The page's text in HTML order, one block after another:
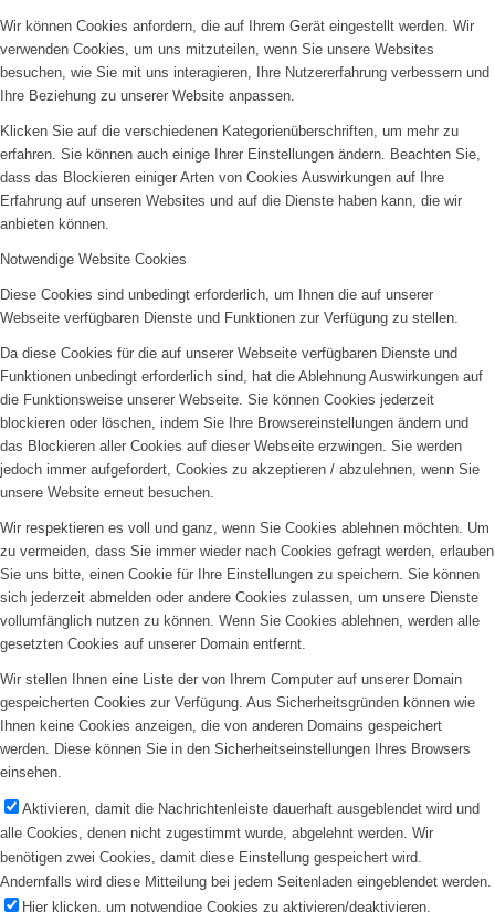
Wir können Cookies anfordern, die auf Ihrem Gerät eingestellt werden. Wir
verwenden Cookies, um uns mitzuteilen, wenn Sie unsere Websites
besuchen, wie Sie mit uns interagieren, Ihre Nutzererfahrung verbessern und
Ihre Beziehung zu unserer Website anpassen.
Klicken Sie auf die verschiedenen Kategorienüberschriften, um mehr zu
erfahren. Sie können auch einige Ihrer Einstellungen ändern. Beachten Sie,
dass das Blockieren einiger Arten von Cookies Auswirkungen auf Ihre
Erfahrung auf unseren Websites und auf die Dienste haben kann, die wir
anbieten können.
Notwendige Website Cookies
Diese Cookies sind unbedingt erforderlich, um Ihnen die auf unserer
Webseite verfügbaren Dienste und Funktionen zur Verfügung zu stellen.
Da diese Cookies für die auf unserer Webseite verfügbaren Dienste und
Funktionen unbedingt erforderlich sind, hat die Ablehnung Auswirkungen auf
die Funktionsweise unserer Webseite. Sie können Cookies jederzeit
blockieren oder löschen, indem Sie Ihre Browsereinstellungen ändern und
das Blockieren aller Cookies auf dieser Webseite erzwingen. Sie werden
jedoch immer aufgefordert, Cookies zu akzeptieren / abzulehnen, wenn Sie
unsere Website erneut besuchen.
Wir respektieren es voll und ganz, wenn Sie Cookies ablehnen möchten. Um
zu vermeiden, dass Sie immer wieder nach Cookies gefragt werden, erlauben
Sie uns bitte, einen Cookie für Ihre Einstellungen zu speichern. Sie können
sich jederzeit abmelden oder andere Cookies zulassen, um unsere Dienste
vollumfänglich nutzen zu können. Wenn Sie Cookies ablehnen, werden alle
gesetzten Cookies auf unserer Domain entfernt.
Wir stellen Ihnen eine Liste der von Ihrem Computer auf unserer Domain
gespeicherten Cookies zur Verfügung. Aus Sicherheitsgründen können wie
Ihnen keine Cookies anzeigen, die von anderen Domains gespeichert
werden. Diese können Sie in den Sicherheitseinstellungen Ihres Browsers
einsehen.
Aktivieren, damit die Nachrichtenleiste dauerhaft ausgeblendet wird und
alle Cookies, denen nicht zugestimmt wurde, abgelehnt werden. Wir
benötigen zwei Cookies, damit diese Einstellung gespeichert wird.
Andernfalls wird diese Mitteilung bei jedem Seitenladen eingeblendet werden.
Hier klicken, um notwendige Cookies zu aktivieren/deaktivieren.